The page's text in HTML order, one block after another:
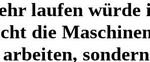
laufen würde
die
arbeiten,